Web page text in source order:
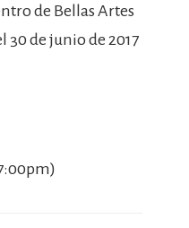
de Bellas Artes
30 de junio de 2017